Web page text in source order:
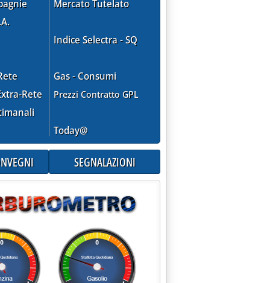
TERRITORIO NAZIONALE'
IBERICA'
Rete
Mercato Tutelato
Indice Selectra - SQ
Gas - Consumi
Prezzi Contratto GPL
Today@
SEGNALAZIONI